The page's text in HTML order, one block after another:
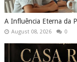
A Influência Eterna da
August 08, 2026 0